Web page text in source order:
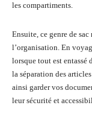
les compartiments.
Ensuite, ce genre de
l’organisation. En
lorsque tout est entassé
la séparation des
ainsi garder vos
leur sécurité et